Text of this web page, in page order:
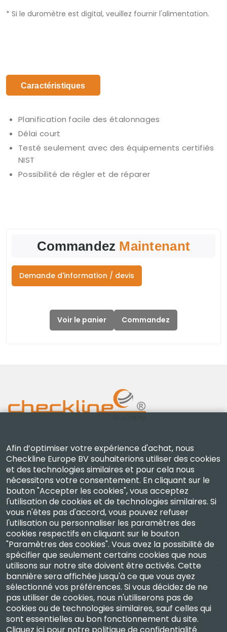
* Si le duromètre est digital, veuillez fournir l'alimentation.
Caractéristiques
Planification facile des étalonnages
Délai court
Testé seulement avec des équipements certifiés
NIST
Possibilité de régler et de réparer
Commandez Maintenant
Demande d'information / devis
Voir le panier Commandez
Checkline Europe B.V. — spécialistes de la fourniture,
de l'étalonnage, de la certification et de la réparation
d'instruments de mesure de haute précision.
Entreprise
Compte
Nous Contacter
Afin d’optimiser votre expérience d'achat, nous
Checkline Europe BV souhaiterions utiliser des cookies
et des technologies similaires et pour cela nous
nécessitons votre consentement. En cliquant sur le
bouton "Accepter les cookies", vous acceptez
l'utilisation de cookies et de technologies similaires. Si
vous n'êtes pas d'accord, vous pouvez refuser
l'utilisation ou personnaliser les paramètres des
cookies respectifs en cliquant sur le bouton
"Paramètres des cookies". Vous avez la possibilité de
spécifier que seulement certains cookies que nous
utilisons sur notre site doivent être activés. Cette
bannière sera affichée jusqu'à ce que vous ayez
sélectionné vos préférences. Si vous décidez de ne
pas utiliser de cookies, nous n'utiliserons pas de
cookies ou de technologies similaires, sauf celles qui
sont essentielles au bon fonctionnement du site.